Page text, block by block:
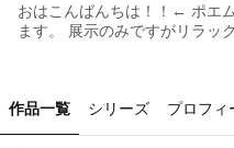
おはこんばんちは！！← ポエ
ます。 展示のみですがリラッ
作品一覧 シリーズ プロフィ